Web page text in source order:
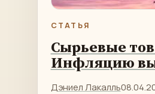
СТАТЬЯ
Сырьевые
Инфляцию
Дэниел Лакалль